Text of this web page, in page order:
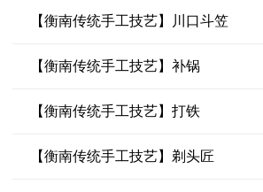
【衡南传统手工技艺】川口斗笠
【衡南传统手工技艺】补锅
【衡南传统手工技艺】打铁
【衡南传统手工技艺】剃头匠